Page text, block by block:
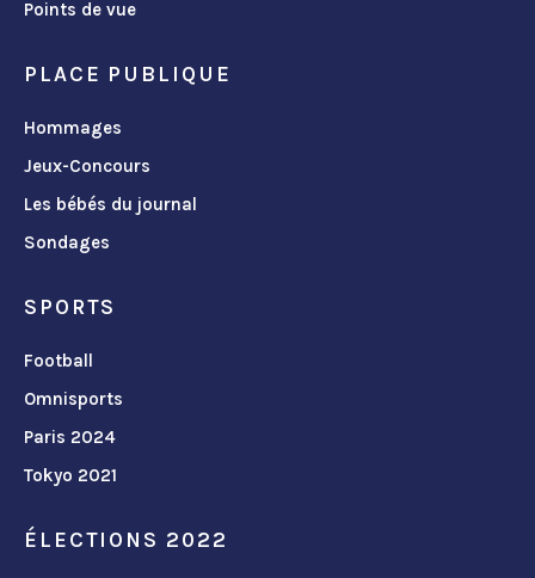
Points de vue
PLACE PUBLIQUE
Hommages
Jeux-Concours
Les bébés du journal
Sondages
SPORTS
Football
Omnisports
Paris 2024
Tokyo 2021
ÉLECTIONS 2022